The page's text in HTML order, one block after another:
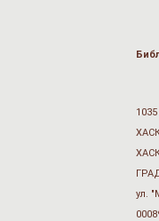
1035
ул.